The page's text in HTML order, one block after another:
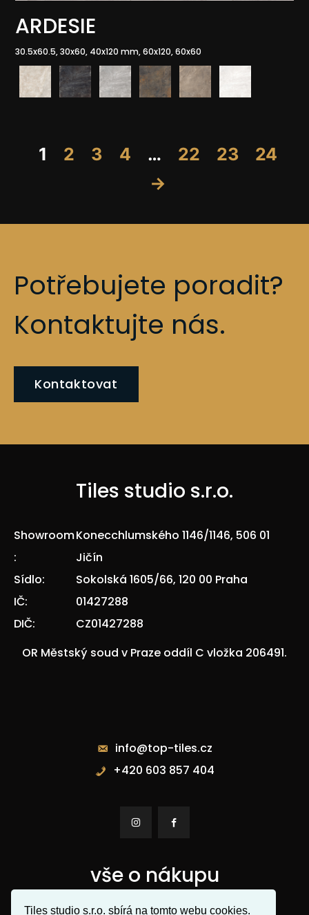
Tiles studio s.r.o. sbírá na tomto webu cookies.
ARDESIE
30.5x60.5, 30x60, 40x120 mm, 60x120, 60x60
1 2 3 4 … 22 23
24
→
Potřebujete poradit?
Kontaktujte nás.
Kontaktovat
Tiles studio s.r.o.
Showroom
:
Konecchlumského 1146/1146, 506 01
Jičín
Sídlo:
Sokolská 1605/66, 120 00 Praha
IČ:
01427288
DIČ:
CZ01427288
OR Městský soud v Praze oddíl C vložka 206491.
info@top-tiles.cz
+420 603 857 404
 
vše o nákupu